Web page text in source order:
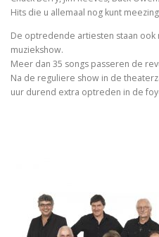
Hits die u allemaal nog kunt
De optredende artiesten staan
muziekshow.
Meer dan 35 songs passeren de
Na de reguliere show in de
uur durend extra optreden in de